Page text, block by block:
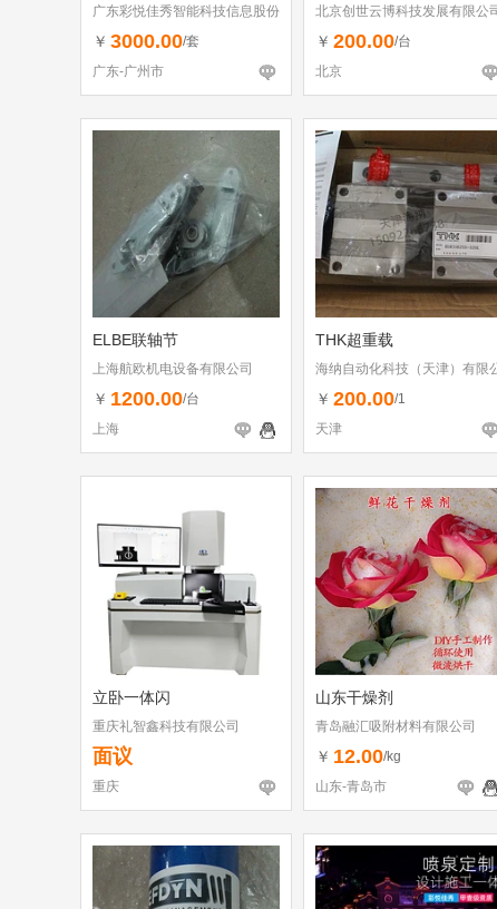
广东彩悦佳秀智能科技信息股份
有限公司
￥ 3000.00/套
广东-广州市
北京创世云博科技发展有限公
￥ 200.00/台
北京
ELBE联轴节
上海航欧机电设备有限公司
￥ 1200.00/台
上海
THK超重载
海纳自动化科技（天津）有限
司
￥ 200.00/1
天津
立卧一体闪
重庆礼智鑫科技有限公司
面议
重庆
山东干燥剂
青岛融汇吸附材料有限公司
￥ 12.00/kg
山东-青岛市